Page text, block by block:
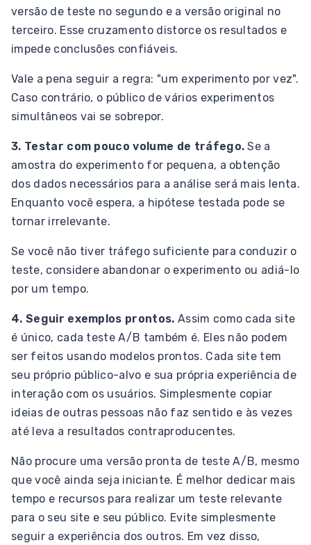
versão de teste no segundo e a versão original no
terceiro. Esse cruzamento distorce os resultados e
impede conclusões confiáveis.
Vale a pena seguir a regra: "um experimento por vez".
Caso contrário, o público de vários experimentos
simultâneos vai se sobrepor.
3. Testar com pouco volume de tráfego. Se a
amostra do experimento for pequena, a obtenção
dos dados necessários para a análise será mais lenta.
Enquanto você espera, a hipótese testada pode se
tornar irrelevante.
Se você não tiver tráfego suficiente para conduzir o
teste, considere abandonar o experimento ou adiá-lo
por um tempo.
4. Seguir exemplos prontos. Assim como cada site
é único, cada teste A/B também é. Eles não podem
ser feitos usando modelos prontos. Cada site tem
seu próprio público-alvo e sua própria experiência de
interação com os usuários. Simplesmente copiar
ideias de outras pessoas não faz sentido e às vezes
até leva a resultados contraproducentes.
Não procure uma versão pronta de teste A/B, mesmo
que você ainda seja iniciante. É melhor dedicar mais
tempo e recursos para realizar um teste relevante
para o seu site e seu público. Evite simplesmente
seguir a experiência dos outros. Em vez disso,